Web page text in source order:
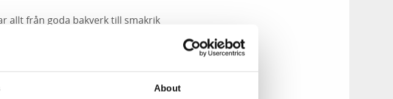
About
allt från goda bakverk till smakrik
;